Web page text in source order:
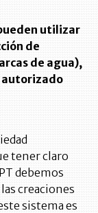
utilizar
de
de agua),
autorizado
tener claro
debemos
creaciones
sistema es